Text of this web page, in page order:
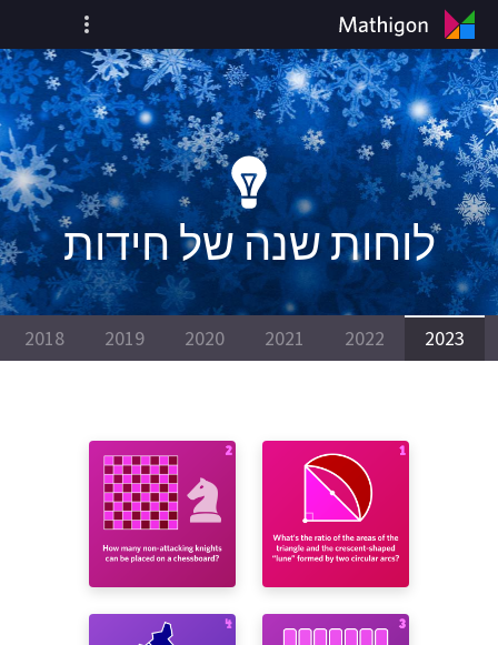
לוחות שנה של חידות
2023
2022
2021
2020
2019
2018